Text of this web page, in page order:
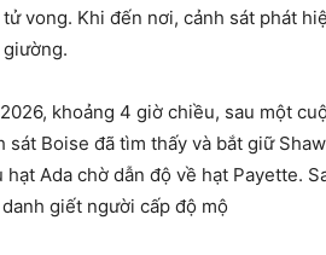
vong. Khi đến nơi, cảnh sát phát
khoảng 4 giờ chiều, sau một
sát Boise đã tìm thấy và bắt giữ
Ada chờ dẫn độ về hạt Payette.
giết người cấp độ mộ